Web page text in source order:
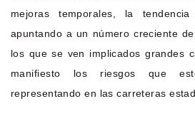
mejoras temporales, la
apuntando a un número creciente
los que se ven implicados grandes
manifiesto los riesgos que
representando en las carreteras